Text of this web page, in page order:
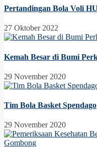
Pertandingan Bola Voli
27 Oktober 2022
Kemah Besar di Bumi
29 November 2020
Tim Bola Basket Spendago
29 November 2020